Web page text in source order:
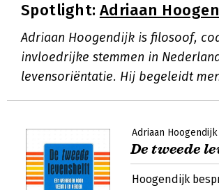
Spotlight: Adriaan
Adriaan Hoogendijk is filosoof,
invloedrijke stemmen in
levensoriëntatie. Hij begeleidt
Adriaan Hoogendijk
De tweede
Hoogendijk